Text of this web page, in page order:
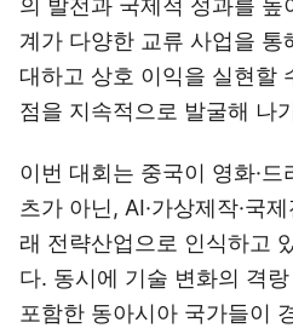
의 발전과 국제적 성과를
계가 다양한 교류 사업을
대하고 상호 이익을 실현할
점을 지속적으로 발굴해 나
이번 대회는 중국이 영화·
츠가 아닌, AI·가상제작·국
래 전략산업으로 인식하고
다. 동시에 기술 변화의 격
포함한 동아시아 국가들이